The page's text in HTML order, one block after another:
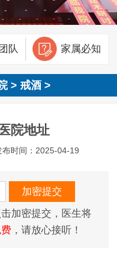
队 家属必知
>戒酒 >
院地址
布时间：2025-04-19
加密提交，医生将
，请放心接听！